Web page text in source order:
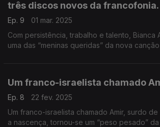
três discos novos da francofonia.
Ep. 9
01 mar. 2025
Com persistência, trabalho e talento, Bianca
uma das “meninas queridas” da nova
Um franco-israelista chamado
Ep. 8
22 fev. 2025
Um franco-israelista chamado Amir, surdo
a nascença, tornou-se um “peso pesado”